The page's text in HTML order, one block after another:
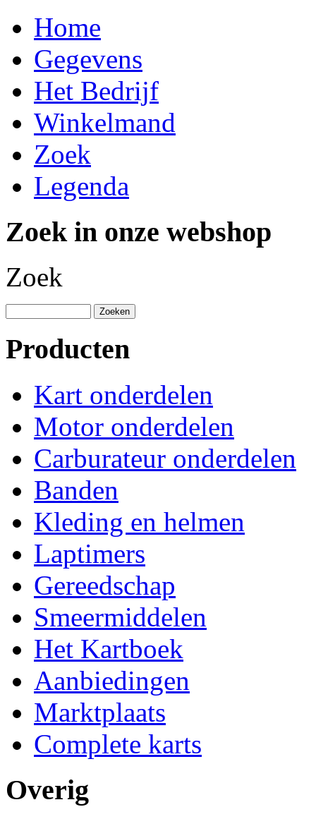
Home
Gegevens
Het Bedrijf
Winkelmand
Zoek
Legenda
Zoek in onze webshop
Zoek
Producten
Kart onderdelen
Motor onderdelen
Carburateur onderdelen
Banden
Kleding en helmen
Laptimers
Gereedschap
Smeermiddelen
Het Kartboek
Aanbiedingen
Marktplaats
Complete karts
Overig